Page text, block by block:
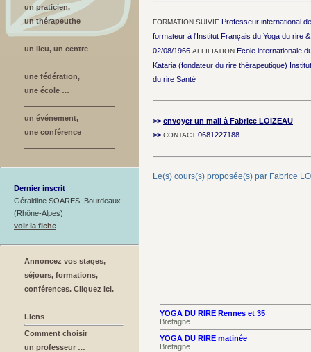
un praticien,
un thérapeuthe
un lieu, un centre
une fédération,
une école …
un événement,
une conférence
Dernier inscrit
Géraldine SOARES, Bourdeaux
(Rhône-Alpes)
voir la fiche
Annoncez vos stages,
séjours, formations,
conférences. Cliquez ici.
Liens
Comment choisir
un professeur …
FORMATION SUIVIE Professeur international
formateur à l'Institut Français du Yoga du rire
02/08/1966 AFFILIATION Ecole internationale
Kataria (fondateur du rire thérapeutique)
du rire Santé
>> envoyer un mail à Fabrice LOIZEAU
>> CONTACT 0681227188
Le(s) cours(s) proposée(s) par Fabrice
YOGA DU RIRE Rennes et 35
Bretagne
YOGA DU RIRE matinée
Bretagne